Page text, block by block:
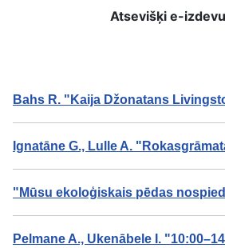
Atsevišķi e-
Bahs R. "Kaija Džonatans
Ignatāne G., Lulle A.
"Mūsu ekoloģiskais pēdas
Pelmane A., Ukenābele I.